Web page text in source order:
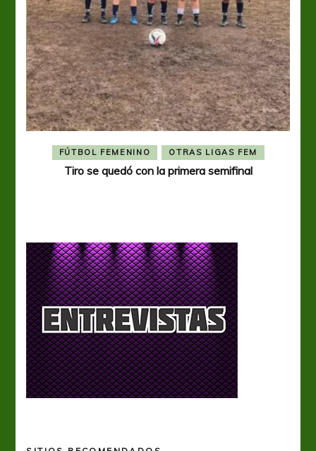
FÚTBOL FEMENINO OTRAS LIGAS FEM
Tiro se quedó con la primera semifinal